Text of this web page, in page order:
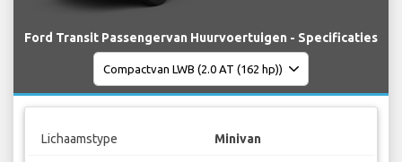
Ford Transit Passengervan Huurvoertuigen - Specificaties
Lichaamstype Minivan